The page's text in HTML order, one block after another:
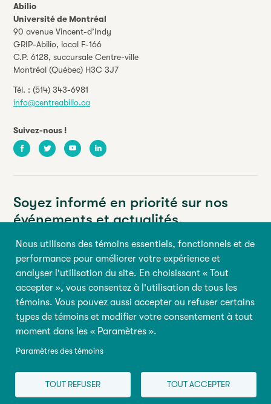
Nous utilisons des témoins essentiels, fonctionnels et de
performance pour améliorer votre expérience et
analyser l'utilisation du site. En choisissant « Tout
accepter », vous consentez à l'utilisation de tous les
témoins. Vous pouvez aussi accepter ou refuser certains
types de témoins et modifier votre consentement à tout
moment dans les « Paramètres ».
Paramètres des témoins
TOUT REFUSER TOUT ACCEPTER
Abilio
Université de Montréal
90 avenue Vincent-d’Indy
GRIP-Abilio, local F-166
C.P. 6128, succursale Centre-ville
Montréal (Québec) H3C 3J7
Tél. : (514) 343-6981
info@centreabilio.ca
Suivez-nous !
FacebookTwitter YoutubeLinkedIn
Soyez informé en priorité sur nos
événements et actualités.
Votre adresse courriel
Prénom Nom
M’inscrire
© 2026 Tous droits réservés, Abilio
Paramètres des témoins